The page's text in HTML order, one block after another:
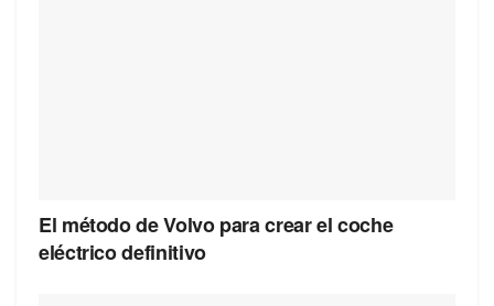
El método de Volvo para crear el coche
eléctrico definitivo